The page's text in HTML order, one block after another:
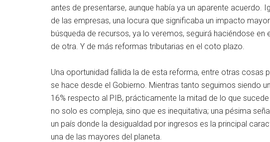
antes de presentarse, aunque había ya un aparente acuerdo.
de las empresas, una locura que significaba un impacto
búsqueda de recursos, ya lo veremos, seguirá haciéndose
de otra. Y de más reformas tributarias en el coto plazo.
Una oportunidad fallida la de esta reforma, entre otras cosas
se hace desde el Gobierno. Mientras tanto seguimos siendo
16% respecto al PIB, prácticamente la mitad de lo que sucede
no solo es compleja, sino que es inequitativa; una pésima
un país donde la desigualdad por ingresos es la principal
una de las mayores del planeta.